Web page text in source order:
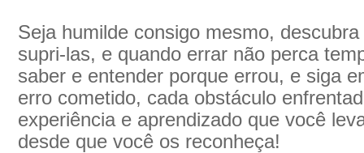
Seja humilde consigo mesmo,
supri-las, e quando errar não perca
saber e entender porque errou, e siga
erro cometido, cada obstáculo
experiência e aprendizado que você
desde que você os reconheça!